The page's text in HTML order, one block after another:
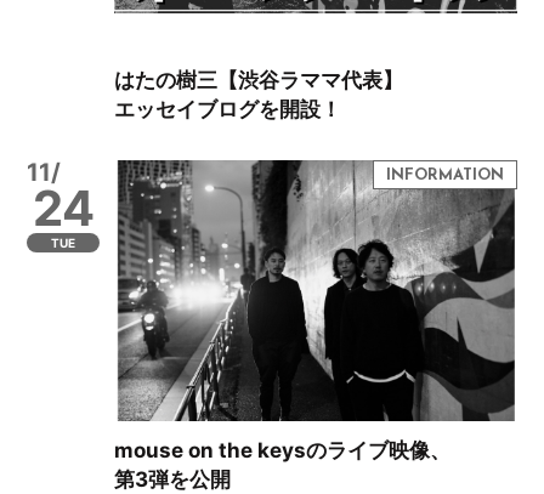
はたの樹三【渋谷ラママ代表】
エッセイブログを開設！
11/
24
TUE
mouse on the keysのライブ映像、
第3弾を公開